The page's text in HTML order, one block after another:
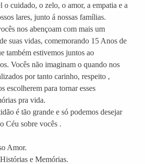
o cuidado, o zelo, o amor, a empatia e a
lares, junto á nossas famílias.
nos abençoam com mais um
suas vidas, comemorando 15 Anos de
também estivemos juntos ao
Vocês não imaginam o quando nos
por tanto carinho, respeito ,
escolherem para tornar esses
pra vida.
é tão grande e só podemos desejar
Céu sobre vocês .
Amor.
e Memórias.